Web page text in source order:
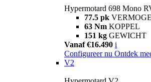
Hypermotard 698 Mono
77.5 pk
63 Nm KOPPEL
151 kg GEWICHT
Vanaf €16.490 i
Configureer nu Ontdek
V2